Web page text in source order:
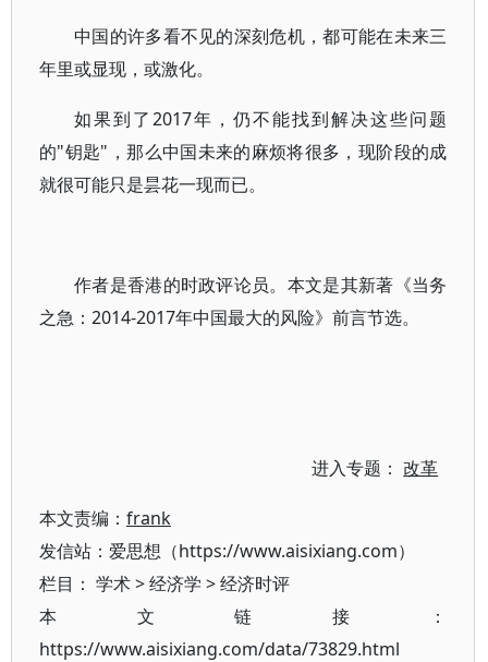
中国的许多看不见的深刻危机，都可能在未来三
年里或显现，或激化。
如果到了2017年，仍不能找到解决这些问题
的"钥匙"，那么中国未来的麻烦将很多，现阶段的成
就很可能只是昙花一现而已。
作者是香港的时政评论员。本文是其新著《当务
之急：2014-2017年中国最大的风险》前言节选。
进入专题：改革
本文责编： frank
发信站：爱思想（https://www.aisixiang.com）
栏目： 学术>经济学 >经济时评
本文链接：
https://www.aisixiang.com/data/73829.html